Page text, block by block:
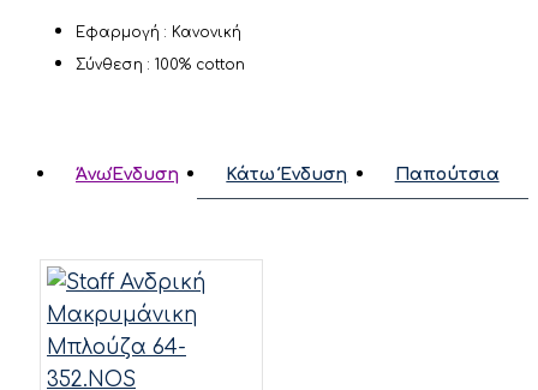
Εφαρμογή : Κανονική
Σύνθεση : 100% cotton
ΆνωΈνδυση Κάτω Ένδυση Παπούτσια